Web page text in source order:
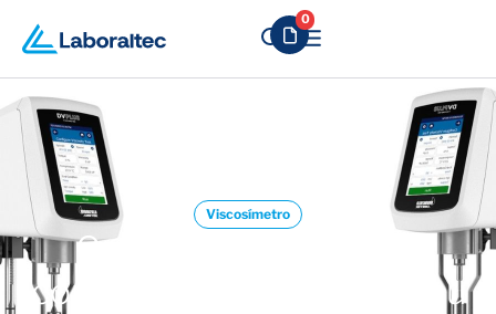
0
Viscosímetro
Como obter a melhor
condição de análise do seu